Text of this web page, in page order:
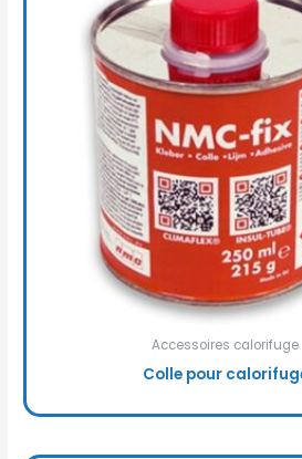
Accessoires calorifuge
Colle pour